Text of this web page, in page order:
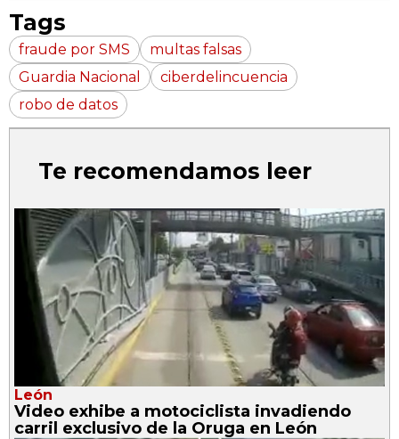
Tags
fraude por SMS
multas falsas
Guardia Nacional
ciberdelincuencia
robo de datos
Te recomendamos leer
León
Video exhibe a motociclista invadiendo
carril exclusivo de la Oruga en León